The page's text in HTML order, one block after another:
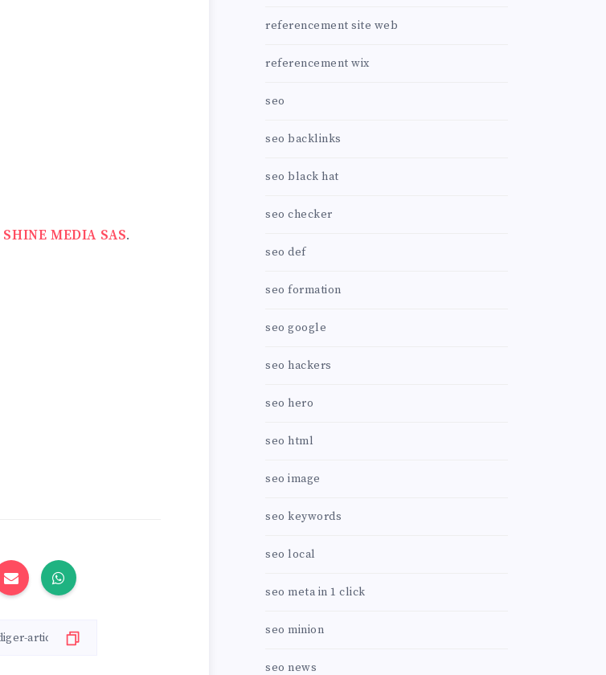
SHINE MEDIA SAS.
referencement site web
referencement wix
seo
seo backlinks
seo black hat
seo checker
seo def
seo formation
seo google
seo hackers
seo hero
seo html
seo image
seo keywords
seo local
seo meta in 1 click
seo minion
seo news